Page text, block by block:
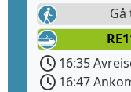
Gå
16:35
16:47